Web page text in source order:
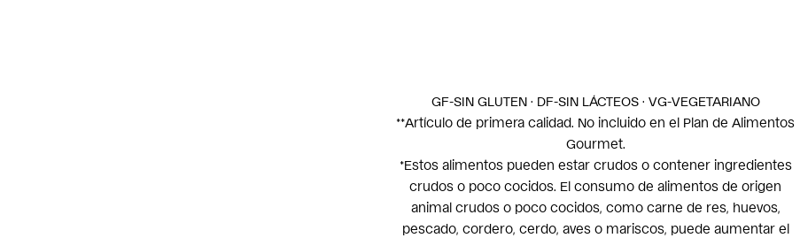
GF-SIN GLUTEN · DF-SIN LÁCTEOS · VG-VEGETARIANO
**Artículo de primera calidad. No incluido en el Plan de Alimentos
Gourmet.
*Estos alimentos pueden estar crudos o contener ingredientes
crudos o poco cocidos. El consumo de alimentos de origen
animal crudos o poco cocidos, como carne de res, huevos,
pescado, cordero, cerdo, aves o mariscos, puede aumentar el